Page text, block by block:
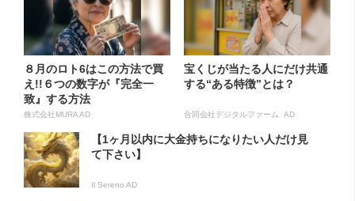
８月のロト6はこの方法で買
え!!６つの数字が『完全一
致』する方法
株式会社MURA AD
宝くじが当たる人にだけ共通
する“ある特徴”とは？
合同会社デジタルファーム AD
【1ヶ月以内に大金持ちになりたい人だけ見
て下さい】
Il Sereno AD